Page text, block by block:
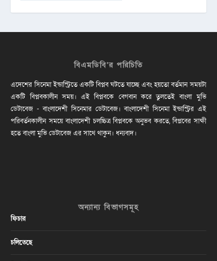
বিএমডিবি’র পরিচিতি
এদেশের সিনেমা ইন্ডাস্ট্রিতে একটি বিপ্লব ঘটতে যাচ্ছে এবং হয়তো বর্তমান সময়টা
একটি বিপ্লবকালীন সময়। এই বিপ্লবকে বেগবান করে তুলতেই বাংলা মুভি
ডেটাবেজ - বাংলাদেশী সিনেমার ডেটাবেজ। বাংলাদেশী সিনেমা ইন্ডাস্ট্রির এই
পরিবর্তনকালীন সময়ে বাংলাদেশী চলচ্চিত্র বিপ্লবকে অনুভব করতে, বিপ্লবের সাক্ষী
হতে বাংলা মুভি ডেটাবেজ এর সাথে থাকুন। ধন্যবাদ।
অন্যান্য বিভাগসমূহ
ফিচার
চলিতেছে